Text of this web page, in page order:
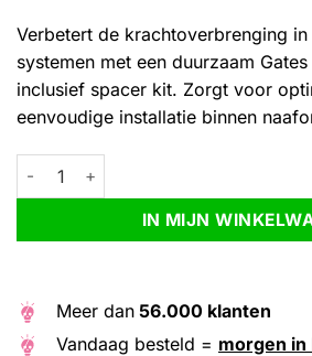
Verbetert de krachtoverbrenging in
systemen met een duurzaam
inclusief spacer kit. Zorgt voor
eenvoudige installatie binnen
Gates tandwiel CDX 26T Bosch Gen.2
IN MIJN
Alternative:
Meer dan 56.000 klanten
Vandaag besteld = morgen in